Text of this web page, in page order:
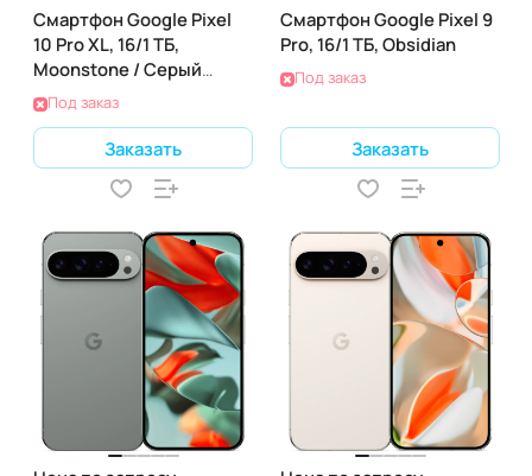
Смартфон Google Pixel
10 Pro XL, 16/1 ТБ,
Moonstone / Серый
Лунный Камень
Под заказ
Заказать
Смартфон Google Pixel 9
Pro, 16/1 ТБ, Obsidian
Под заказ
Заказать